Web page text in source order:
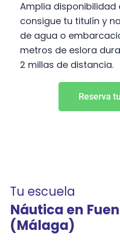
Amplia disponibilidad
consigue tu titulín y
de agua o
metros de eslora
2 millas de distancia.
Reserva
Tu escuela
Náutica en
(Málaga)